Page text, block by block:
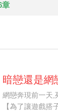
章
暗戀還是網
網戀奔現前一天,
【為了讓遊戲搭